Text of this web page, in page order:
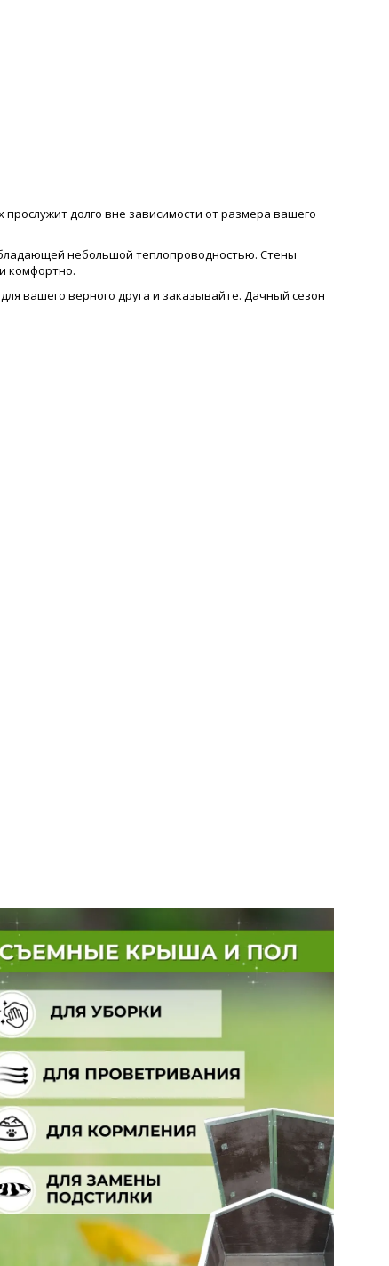
долго вне зависимости от размера вашего
небольшой теплопроводностью. Стены
комфортно.
вашего верного друга и заказывайте. Дачный сезон